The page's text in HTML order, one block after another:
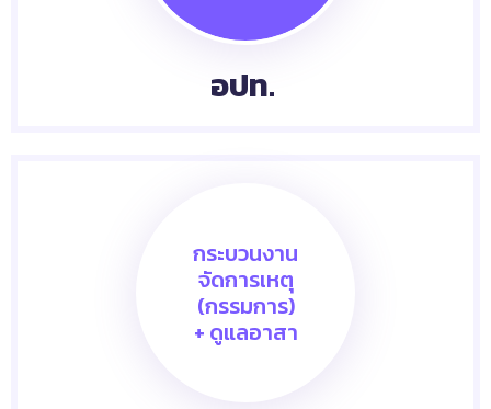
อปท.
กระบวนงาน
จัดการเหตุ
(กรรมการ)
+ ดูแลอาสา